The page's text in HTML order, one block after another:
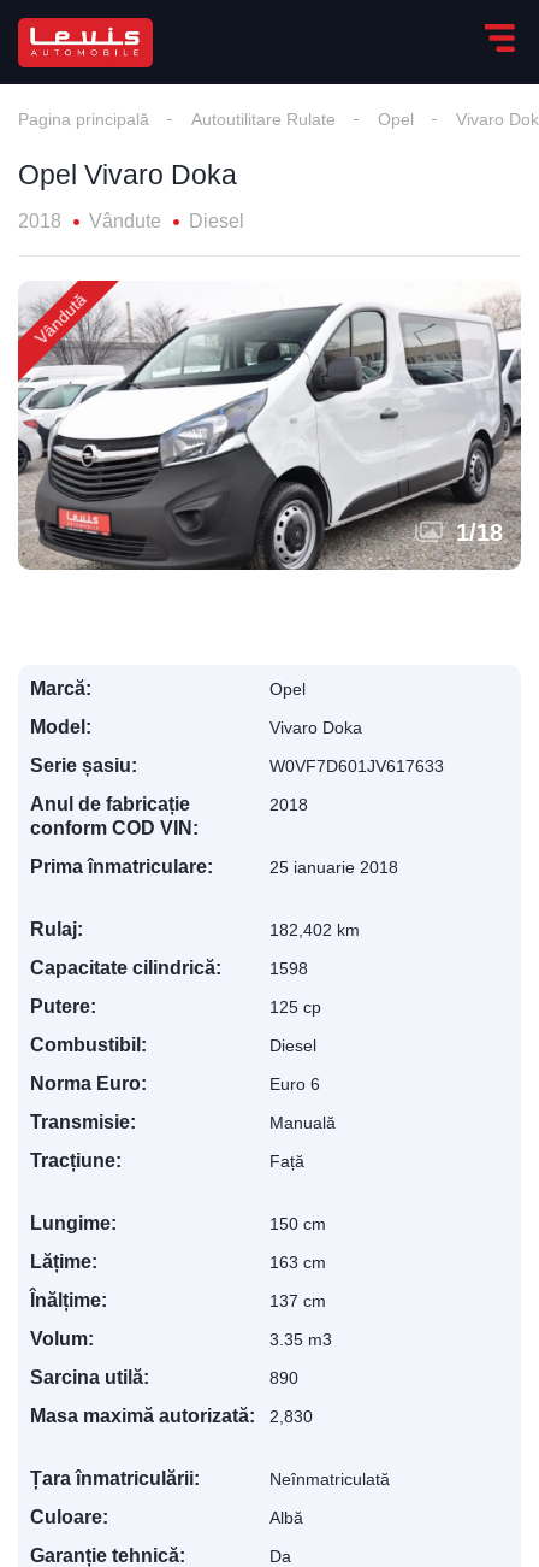
Pagina principală Autoutilitare Rulate Opel Vivaro
Opel Vivaro Doka
2018 Vândute Diesel
Vândută
1/18
Marcă: Opel
Model: Vivaro Doka
Serie șasiu: W0VF7D601JV617633
Anul de fabricație
conform COD VIN:
2018
Prima înmatriculare: 25 ianuarie 2018
Rulaj: 182,402 km
Capacitate cilindrică: 1598
Putere: 125 cp
Combustibil: Diesel
Norma Euro: Euro 6
Transmisie: Manuală
Tracțiune: Față
Lungime: 150 cm
Lățime: 163 cm
Înălțime: 137 cm
Volum: 3.35 m3
Sarcina utilă: 890
Masa maximă autorizată: 2,830
Țara înmatriculării: Neînmatriculată
Culoare: Albă
Garanție tehnică: Da